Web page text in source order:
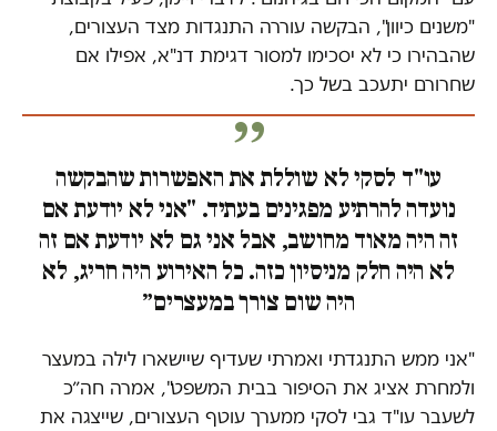
"משנים כיוון", הבקשה עוררה התנגדות מצד העצורים,
שהבהירו כי לא יסכימו למסור דגימת דנ"א, אפילו אם
שחרורם יתעכב בשל כך.
עו"ד לסקי לא שוללת את האפשרות שהבקשה
נועדה להרתיע מפגינים בעתיד. "אני לא יודעת אם
זה היה מאוד מחושב, אבל אני גם לא יודעת אם זה
לא היה חלק מניסיון כזה. כל האירוע היה חריג, לא
היה שום צורך במעצרים״
"אני ממש התנגדתי ואמרתי שעדיף שיישארו לילה במעצר
ולמחרת אציג את הסיפור בבית המשפט", אמרה חה״כ
לשעבר עו"ד גבי לסקי ממערך עוטף העצורים, שייצגה את